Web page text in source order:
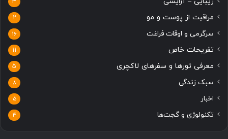
مراقبت از پوست و مو 2
سرگرمی و اوقات فراغت 16
تفریحات خاص 11
معرفی تورها و سفرهای لاکچری 5
سبک زندگی 8
اخبار 5
تکنولوژی و گجت‌ها 4